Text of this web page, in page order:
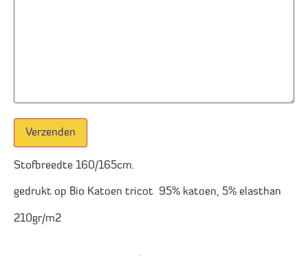
Verzenden
Stofbreedte 160/165cm.
gedrukt op Bio Katoen tricot 95% katoen, 5% elasthan
210gr/m2